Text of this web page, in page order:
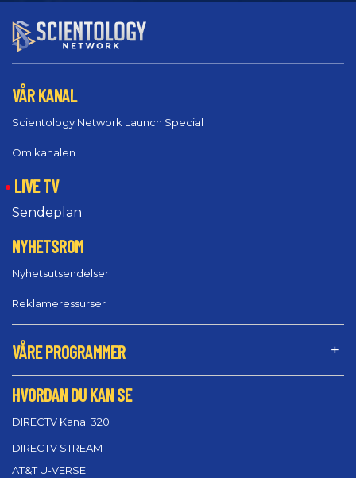
VÅR KANAL
Scientology Network Launch Special
Om kanalen
LIVE TV
Sendeplan
NYHETSROM
Nyhetsutsendelser
Reklameressurser
VÅRE PROGRAMMER
HVORDAN DU KAN SE
DIRECTV Kanal 320
DIRECTV STREAM
AT&T U-VERSE